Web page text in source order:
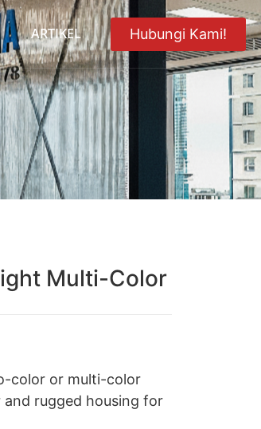
ARTIKEL Hubungi Kami!
Multi-Color
color or multi-color
rugged housing for